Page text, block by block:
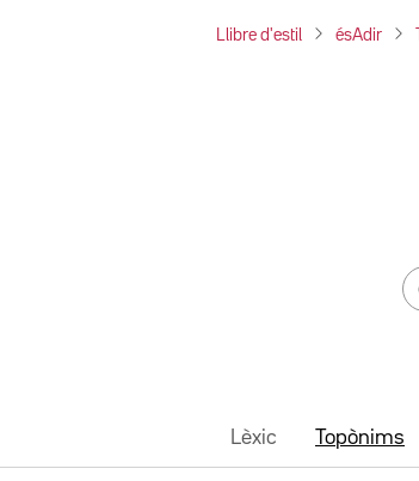
Llibre d'estil ésAdir
Lèxic Topònims